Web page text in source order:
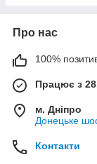
Про нас
100%
Працює з
м. Дніпро
Донецьке
Контакти